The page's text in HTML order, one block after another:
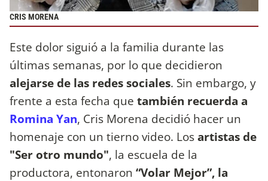
CRIS MORENA
Este dolor siguió a la familia durante las
últimas semanas, por lo que decidieron
alejarse de las redes sociales. Sin embargo, y
frente a esta fecha que también recuerda a
Romina Yan, Cris Morena decidió hacer un
homenaje con un tierno video. Losartistas de
"Ser otro mundo", la escuela de la
productora, entonaron “Volar Mejor”, la